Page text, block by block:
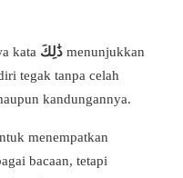
kata ذَٰلِكَ menunjukkan
tegak tanpa celah
kandungannya.
menempatkan
bacaan, tetapi